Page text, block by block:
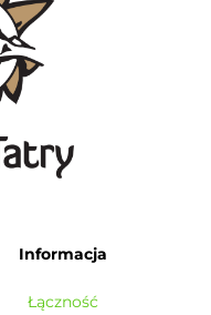
Informacja
Łączność